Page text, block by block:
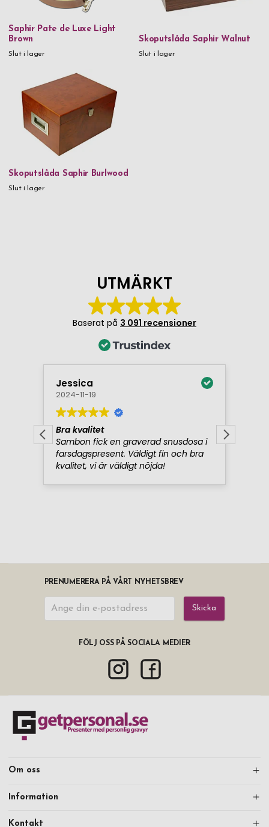
Saphir Pate de Luxe Light
Brown
Slut i lager
Skoputslåda Saphir Walnut
Slut i lager
Skoputslåda Saphir Burlwood
Slut i lager
PRENUMERERA PÅ VÅRT NYHETSBREV
Skicka
FÖLJ OSS PÅ SOCIALA MEDIER
Om oss
Information
Kontakt